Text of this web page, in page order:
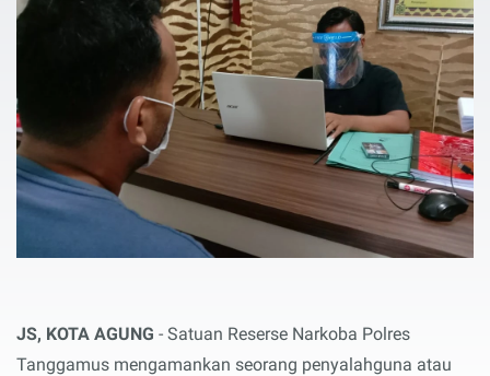
JS, KOTA AGUNG - Satuan Reserse Narkoba Polres
Tanggamus mengamankan seorang penyalahguna atau